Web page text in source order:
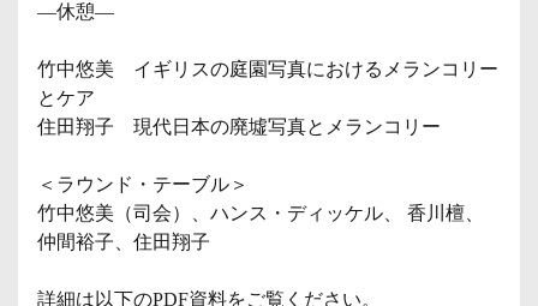
―休憩―
竹中悠美 イギリスの庭園写真におけるメランコリー
とケア
住田翔子 現代日本の廃墟写真とメランコリー
＜ラウンド・テーブル＞
竹中悠美（司会）、ハンス・ディッケル、 香川檀、
仲間裕子、住田翔子
詳細は以下のPDF資料をご覧ください。